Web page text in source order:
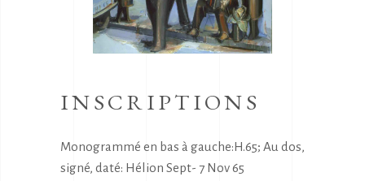
INSCRIPTIONS
Monogrammé en bas à gauche:H.65; Au dos,
signé, daté: Hélion Sept- 7 Nov 65